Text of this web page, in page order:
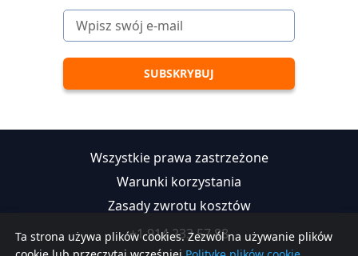
Ta strona używa plików cookies. Zezwól na używanie plików
Wszystkie prawa zastrzeżone
Warunki korzystania
Zasady zwrotu kosztów
+1 914 233 57 88